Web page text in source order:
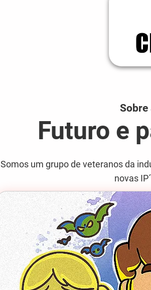
Sobre
Futuro e
Somos um grupo de veteranos da
novas